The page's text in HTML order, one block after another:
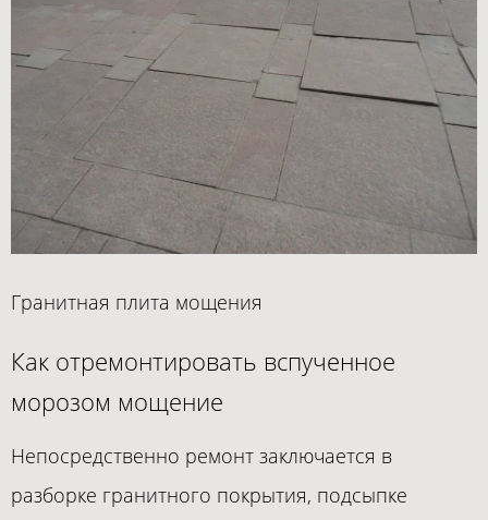
Гранитная плита мощения
Как отремонтировать вспученное
морозом мощение
Непосредственно ремонт заключается в
разборке гранитного покрытия, подсыпке